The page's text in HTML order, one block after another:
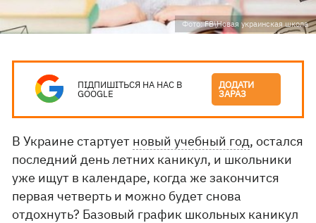
Фото: FB\Новая украинская школа
ПІДПИШІТЬСЯ НА НАС В
GOOGLE
ДОДАТИ
ЗАРАЗ
В Украине стартует новый учебный год, остался
последний день летних каникул, и школьники
уже ищут в календаре, когда же закончится
первая четверть и можно будет снова
отдохнуть? Базовый график школьных каникул